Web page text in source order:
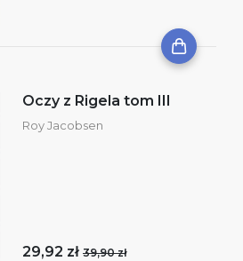
Oczy z Rigela tom III
Roy Jacobsen
29,92 zł 39,90 zł